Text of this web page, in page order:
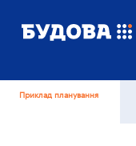
Приклад планування